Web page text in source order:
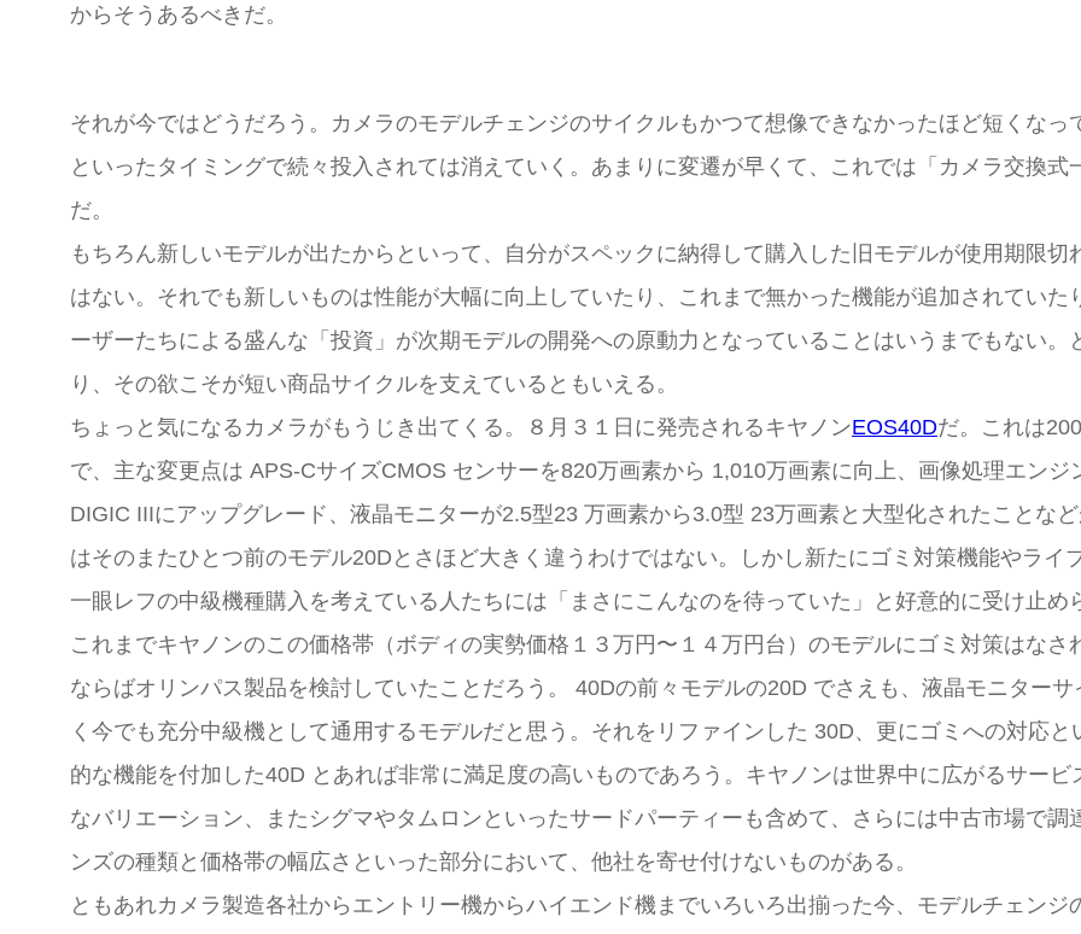
からそうあるべきだ。
それが今ではどうだろう。カメラのモデルチェンジのサイクルもかつて想像できなかったほど短くな
といったタイミングで続々投入されては消えていく。あまりに変遷が早くて、これでは「カメラ交換
だ。
もちろん新しいモデルが出たからといって、自分がスペックに納得して購入した旧モデルが使用期限
はない。それでも新しいものは性能が大幅に向上していたり、これまで無かった機能が追加されてい
ーザーたちによる盛んな「投資」が次期モデルの開発への原動力となっていることはいうまでもない
り、その欲こそが短い商品サイクルを支えているともいえる。
ちょっと気になるカメラがもうじき出てくる。８月３１日に発売されるキヤノンEOS40Dだ。これは
で、主な変更点は APS-CサイズCMOS センサーを820万画素から 1,010万画素に向上、画像処理エン
DIGIC IIIにアップグレード、液晶モニターが2.5型23 万画素から3.0型 23万画素と大型化されたことな
はそのまたひとつ前のモデル20Dとさほど大きく違うわけではない。しかし新たにゴミ対策機能やラ
一眼レフの中級機種購入を考えている人たちには「まさにこんなのを待っていた」と好意的に受け止め
これまでキヤノンのこの価格帯（ボディの実勢価格１３万円〜１４万円台）のモデルにゴミ対策はな
ならばオリンパス製品を検討していたことだろう。 40Dの前々モデルの20D でさえも、液晶モニター
く今でも充分中級機として通用するモデルだと思う。それをリファインした 30D、更にゴミへの対応
的な機能を付加した40D とあれば非常に満足度の高いものであろう。キヤノンは世界中に広がるサー
なバリエーション、またシグマやタムロンといったサードパーティーも含めて、さらには中古市場で
ンズの種類と価格帯の幅広さといった部分において、他社を寄せ付けないものがある。
ともあれカメラ製造各社からエントリー機からハイエンド機までいろいろ出揃った今、モデルチェンジ